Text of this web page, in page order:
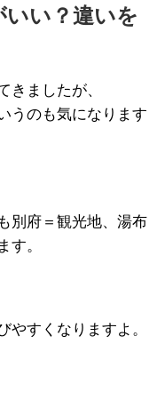
いい？違いを
きましたが、
うのも気になります
別府＝観光地、湯布
す。
やすくなりますよ。